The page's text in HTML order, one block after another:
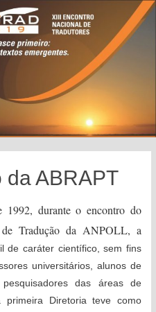
da ABRAPT
durante o encontro do
Tradução da ANPOLL, a
de caráter científico, sem fins
universitários, alunos de
das áreas de
primeira Diretoria teve como